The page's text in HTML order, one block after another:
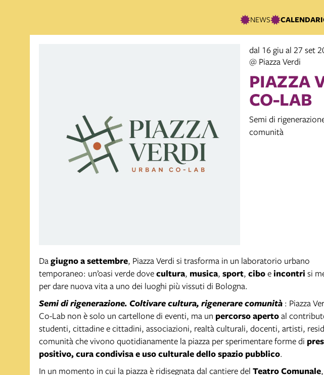
NEWS
dal 16 giu al 27 set
@ Piazza Verdi
PIAZZA
CO-LAB
Semi di
comunità
Dagiugno a settembre, Piazza Verdi si trasforma in un laboratorio urbano
temporaneo: un’oasi verde dovecultura, musica, sport, ciboeincontri si
per dare nuova vita a uno dei luoghi più vissuti di Bologna.
Semi di rigenerazione. Coltivare cultura, rigenerare comunità : Piazza
Co-Lab non è solo un cartellone di eventi, ma un percorso apertoal
studenti, cittadine e cittadini, associazioni, realtà culturali, docenti, artisti,
comunità che vivono quotidianamente la piazza per sperimentare forme di
positivo, cura condivisa e uso culturale dello spazio pubblico.
In un momento in cui la piazza è ridisegnata dal cantiere del Teatro Comunale